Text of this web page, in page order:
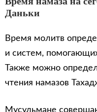
Даньки
Время молитв
и систем,
Также можно
чтения намазов
Мусульмане